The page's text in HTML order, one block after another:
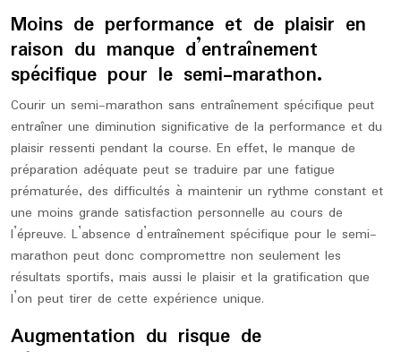
Moins de performance et de plaisir en
raison du manque d’entraînement
spécifique pour le semi-marathon.
Courir un semi-marathon sans entraînement spécifique peut
entraîner une diminution significative de la performance et du
plaisir ressenti pendant la course. En effet, le manque de
préparation adéquate peut se traduire par une fatigue
prématurée, des difficultés à maintenir un rythme constant et
une moins grande satisfaction personnelle au cours de
l’épreuve. L’absence d’entraînement spécifique pour le semi-
marathon peut donc compromettre non seulement les
résultats sportifs, mais aussi le plaisir et la gratification que
l’on peut tirer de cette expérience unique.
Augmentation du risque de